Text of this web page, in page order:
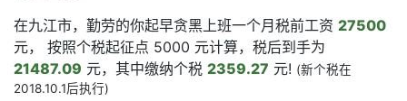
在九江市，勤劳的你起早贪黑上班一个月税前工资 27500
元， 按照个税起征点 5000 元计算，税后到手为
21487.09 元，其中缴纳个税 2359.27 元! (新个税在
2018.10.1后执行)